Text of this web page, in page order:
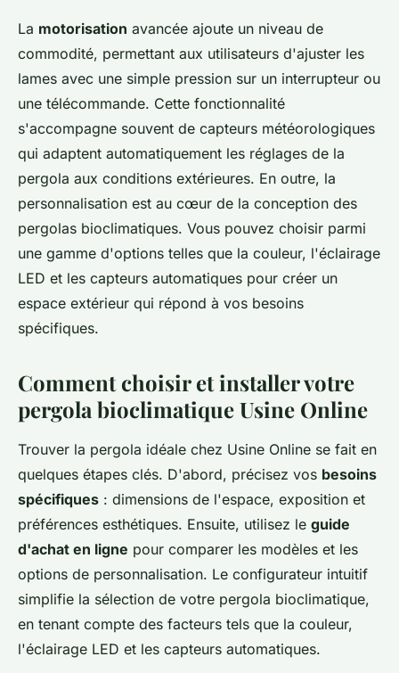
La motorisation avancée ajoute un niveau de
commodité, permettant aux utilisateurs d'ajuster les
lames avec une simple pression sur un interrupteur ou
une télécommande. Cette fonctionnalité
s'accompagne souvent de capteurs météorologiques
qui adaptent automatiquement les réglages de la
pergola aux conditions extérieures. En outre, la
personnalisation est au cœur de la conception des
pergolas bioclimatiques. Vous pouvez choisir parmi
une gamme d'options telles que la couleur, l'éclairage
LED et les capteurs automatiques pour créer un
espace extérieur qui répond à vos besoins
spécifiques.
Comment choisir et installer votre
pergola bioclimatique Usine Online
Trouver la pergola idéale chez Usine Online se fait en
quelques étapes clés. D'abord, précisez vos besoins
spécifiques : dimensions de l'espace, exposition et
préférences esthétiques. Ensuite, utilisez le guide
d'achat en ligne pour comparer les modèles et les
options de personnalisation. Le configurateur intuitif
simplifie la sélection de votre pergola bioclimatique,
en tenant compte des facteurs tels que la couleur,
l'éclairage LED et les capteurs automatiques.